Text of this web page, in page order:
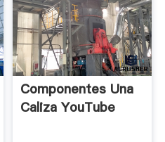
Componentes Una
Caliza YouTube